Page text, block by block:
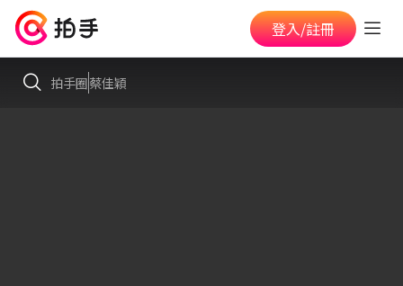
登入/註冊
拍手圈蔡佳穎